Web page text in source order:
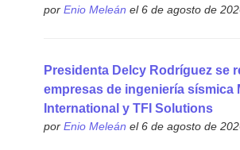
por Enio Meleán el 6 de agosto de
Presidenta Delcy Rodríguez se
empresas de ingeniería sísmica
International y TFI Solutions
por Enio Meleán el 6 de agosto de